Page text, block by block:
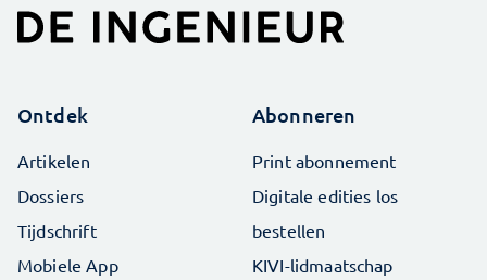
Ontdek
Artikelen
Dossiers
Tijdschrift
Mobiele App
Abonneren
Print abonnement
Digitale edities los
bestellen
KIVI-lidmaatschap